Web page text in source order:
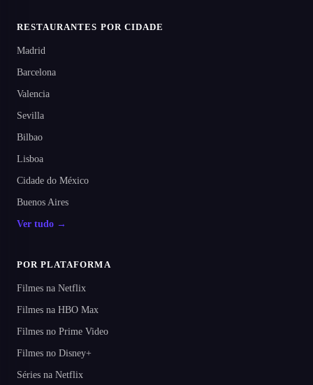
RESTAURANTES POR CIDADE
Madrid
Barcelona
Valencia
Sevilla
Bilbao
Lisboa
Cidade do México
Buenos Aires
Ver tudo →
POR PLATAFORMA
Filmes na Netflix
Filmes na HBO Max
Filmes no Prime Video
Filmes no Disney+
Séries na Netflix